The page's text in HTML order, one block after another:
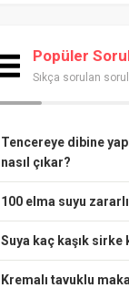
Popüler
Sıkça sorulan
Tencereye dibine
nasıl çıkar?
100 elma suyu zararlı
Suya kaç kaşık sirke
Kremalı tavuklu